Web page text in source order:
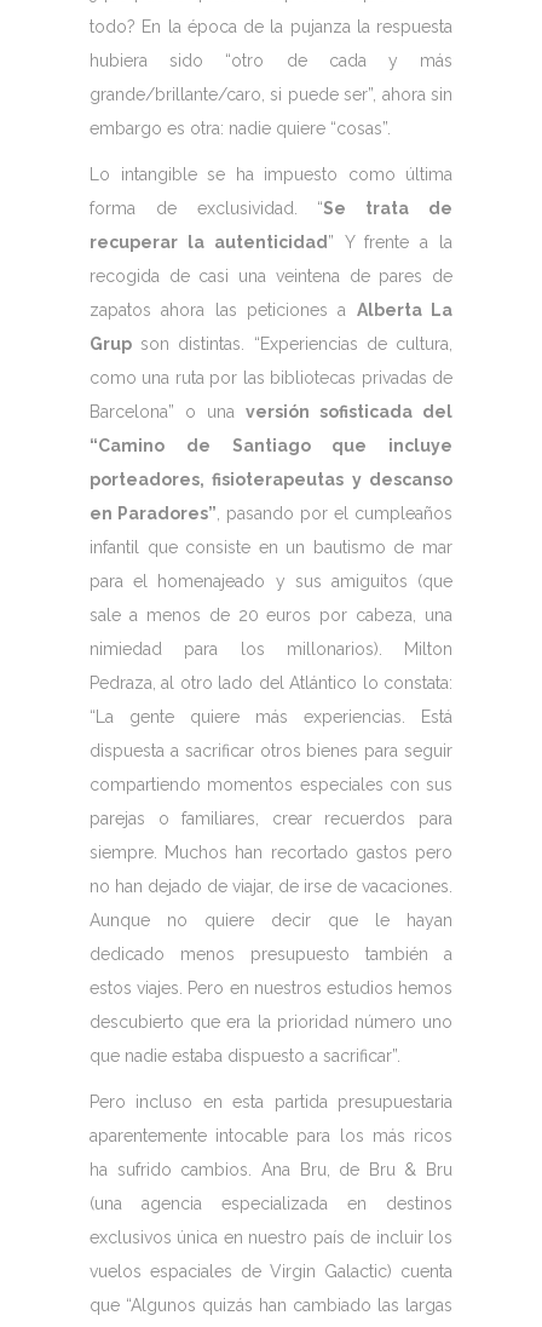
todo? En la época de la pujanza la respuesta
hubiera sido “otro de cada y más
grande/brillante/caro, si puede ser”, ahora sin
embargo es otra: nadie quiere “cosas”.
Lo intangible se ha impuesto como última
forma de exclusividad. “Se trata de
recuperar la autenticidad” Y frente a la
recogida de casi una veintena de pares de
zapatos ahora las peticiones a Alberta La
Grup son distintas. “Experiencias de cultura,
como una ruta por las bibliotecas privadas de
Barcelona” o una versión sofisticada del
“Camino de Santiago que incluye
porteadores, fisioterapeutas y descanso
en Paradores” , pasando por el cumpleaños
infantil que consiste en un bautismo de mar
para el homenajeado y sus amiguitos (que
sale a menos de 20 euros por cabeza, una
nimiedad para los millonarios). Milton
Pedraza, al otro lado del Atlántico lo constata:
“La gente quiere más experiencias. Está
dispuesta a sacrificar otros bienes para seguir
compartiendo momentos especiales con sus
parejas o familiares, crear recuerdos para
siempre. Muchos han recortado gastos pero
no han dejado de viajar, de irse de vacaciones.
Aunque no quiere decir que le hayan
dedicado menos presupuesto también a
estos viajes. Pero en nuestros estudios hemos
descubierto que era la prioridad número uno
que nadie estaba dispuesto a sacrificar”.
Pero incluso en esta partida presupuestaria
aparentemente intocable para los más ricos
ha sufrido cambios. Ana Bru, de Bru & Bru
(una agencia especializada en destinos
exclusivos única en nuestro país de incluir los
vuelos espaciales de Virgin Galactic) cuenta
que “Algunos quizás han cambiado las largas